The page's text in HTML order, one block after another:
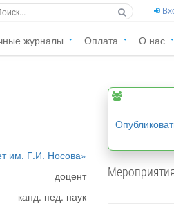
журналы Оплата О нас
им. Г.И. Носова»
доцент
канд. пед. наук